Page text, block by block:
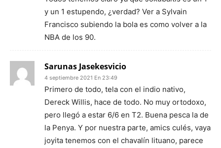
y un 1 estupendo, ¿verdad? Ver a Sylvain
Francisco subiendo la bola es como volver a la
NBA de los 90.
Sarunas Jasekesvicio
4 septiembre 2021 En 23:49
Primero de todo, tela con el indio nativo,
Dereck Willis, hace de todo. No muy ortodoxo,
pero llegó a estar 6/6 en T2. Buena pesca la de
la Penya. Y por nuestra parte, amics culés, vaya
joyita tenemos con el chavalín lituano, parece